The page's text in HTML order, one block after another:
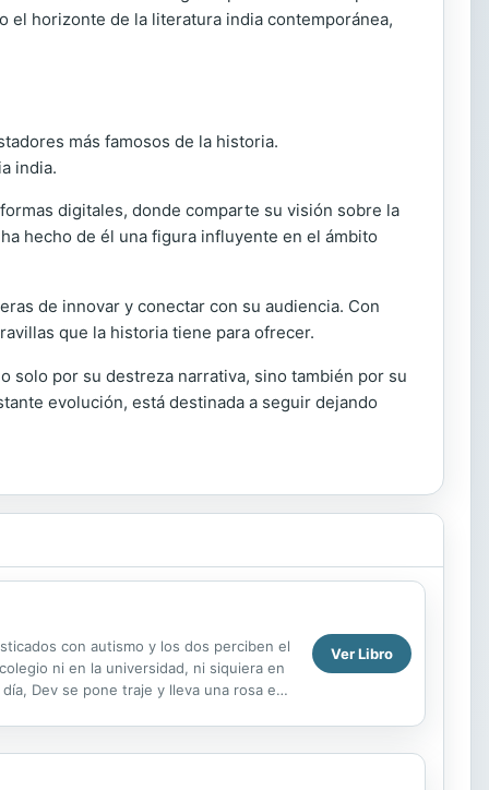
el horizonte de la literatura india contemporánea,
más famosos de la historia.
india.
digitales, donde comparte su visión sobre la
hecho de él una figura influyente en el ámbito
de innovar y conectar con su audiencia. Con
que la historia tiene para ofrecer.
solo por su destreza narrativa, sino también por su
evolución, está destinada a seguir dejando
con autismo y los dos perciben el
ni en la universidad, ni siquiera en
Dev se pone traje y lleva una rosa en
Ver Libro